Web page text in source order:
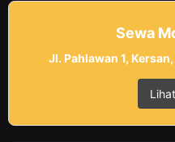
Sewa
Jl. Pahlawan 1,